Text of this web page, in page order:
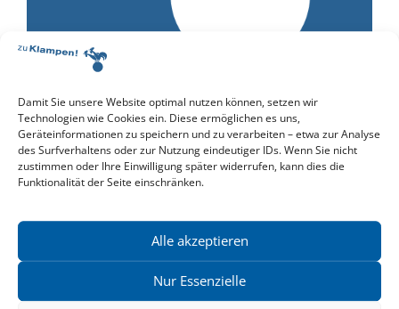
Damit Sie unsere Website optimal nutzen können, setzen wir
Technologien wie Cookies ein. Diese ermöglichen es uns,
Geräteinformationen zu speichern und zu verarbeiten – etwa zur Analyse
des Surfverhaltens oder zur Nutzung eindeutiger IDs. Wenn Sie nicht
zustimmen oder Ihre Einwilligung später widerrufen, kann dies die
Funktionalität der Seite einschränken.
Alle akzeptieren
Nur Essenzielle
»Sächsischer Landespreis für Heimatforschung« für
Moritz Grote und Wolfgang Heidrich
Wir gratulieren unseren Autoren Moritz Grote und
Wolfgang Heidrich zum...
Weiterlesen